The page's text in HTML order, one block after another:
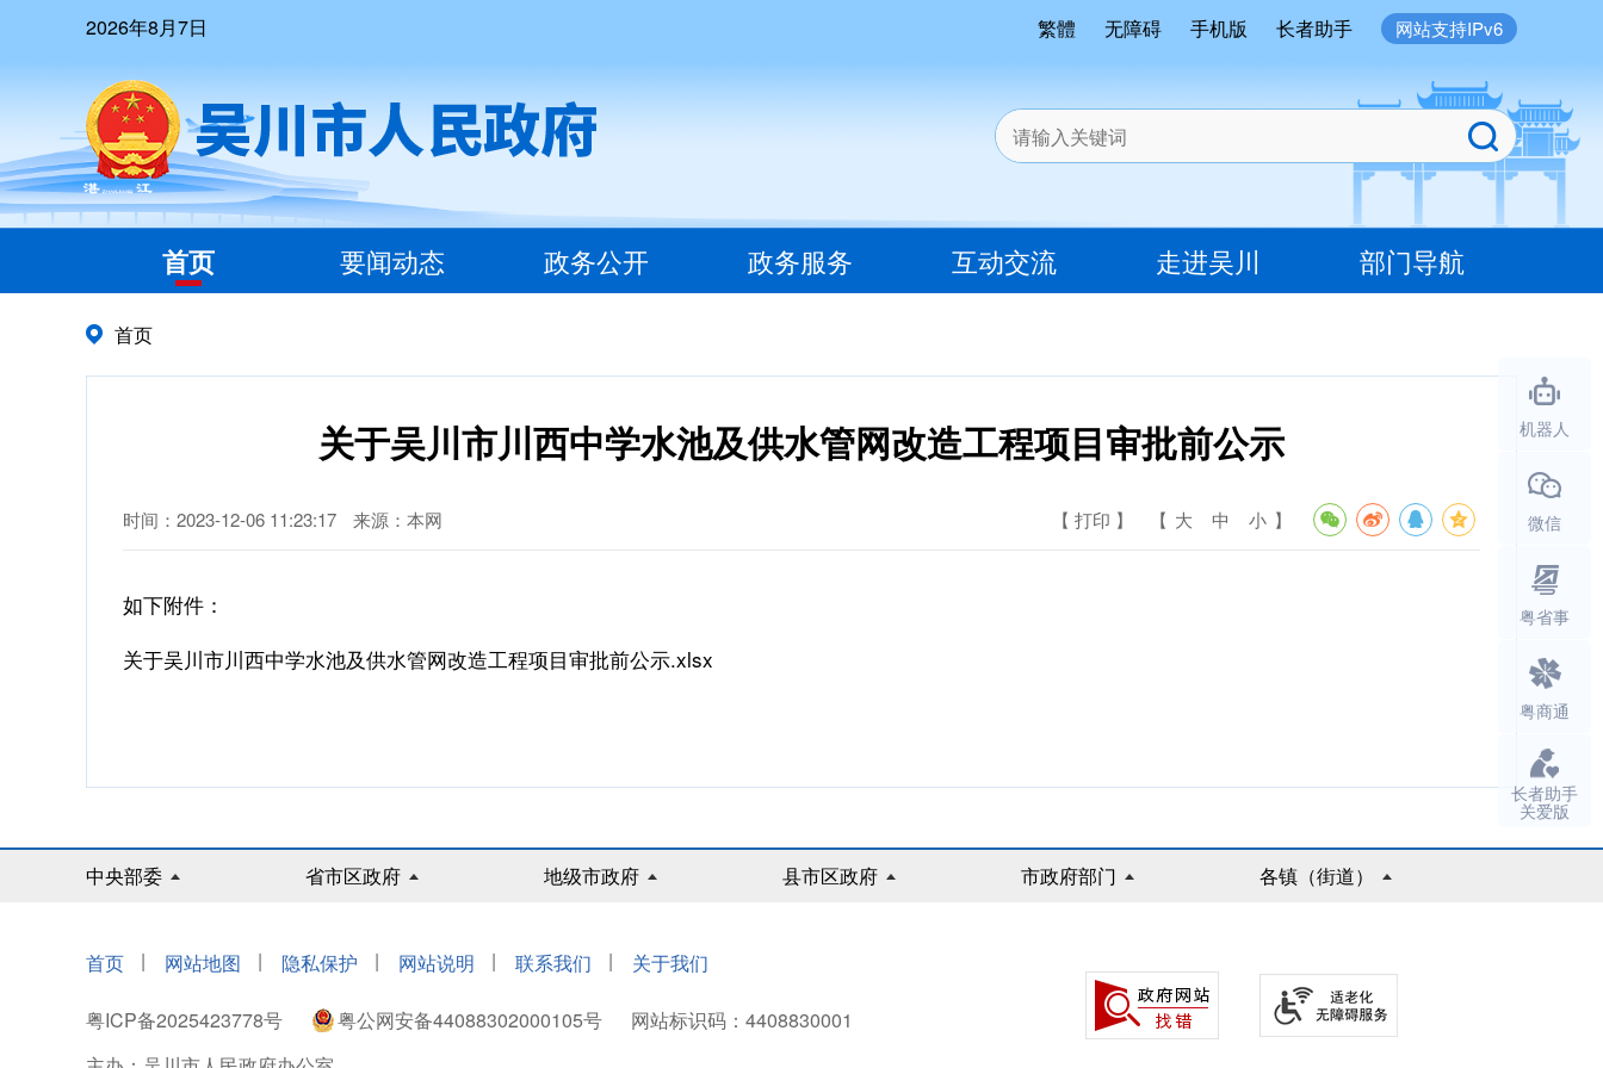
2026年8月7日 繁體 无障碍 手机版 长者助手 网站支持IPv6
首页 要闻动态 政务公开 政务服务 互动交流 走进吴川 部门导航
首页
关于吴川市川西中学水池及供水管网改造工程项目审批前公示
时间：2023-12-06 11:23:17 来源：本网 【 打印 】 【 大 中 小 】
如下附件：
关于吴川市川西中学水池及供水管网改造工程项目审批前公示.xlsx
机器人
微信
粤省事
粤商通
长者助手
关爱版
中央部委 省市区政府 地级市政府 县市区政府 市政府部门 各镇（街道）
首页 | 网站地图 | 隐私保护 | 网站说明 | 联系我们 | 关于我们
粤ICP备2025423778号 粤公网安备44088302000105号
网站标识码：4408830001